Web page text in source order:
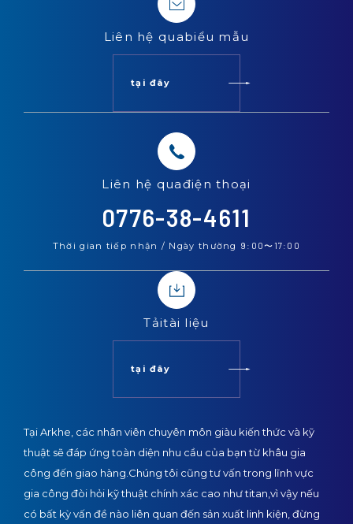
Liên hệ quabiểu mẫu
tại đây
Liên hệ quađiện thoại
0776-38-4611
Thời gian tiếp nhận / Ngày thường 9:00〜 17:00
Tảitài liệu
tại đây
Tại Arkhe, các nhân viên chuyên môn giàu kiến thức và kỹ
thuật sẽ đáp ứng toàn diện nhu cầu của bạn từ khâu gia
công đến giao hàng. Chúng tôi cũng tư vấn trong lĩnh vực
gia công đòi hỏi kỹ thuật chính xác cao như titan,vì vậy nếu
có bất kỳ vấn đề nào liên quan đến sản xuất linh kiện, đừng